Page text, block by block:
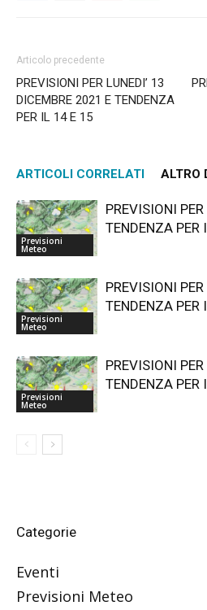
Articolo precedente
PREVISIONI PER LUNEDI’ 13
DICEMBRE 2021 E TENDENZA
PER IL 14 E 15
ARTICOLI CORRELATI ALTRO
Previsioni
Meteo
PREVISIONI
TENDENZA PER
Previsioni
Meteo
PREVISIONI
TENDENZA PER
Previsioni
Meteo
PREVISIONI
TENDENZA PER
Categorie
Eventi
Previsioni Meteo